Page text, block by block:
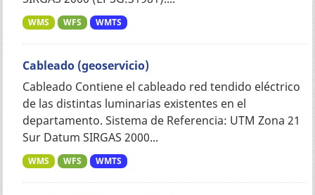
WMS WFS WMTS
Cableado (geoservicio)
Cableado Contiene el cableado red tendido eléctrico
de las distintas luminarias existentes en el
departamento. Sistema de Referencia: UTM Zona 21
Sur Datum SIRGAS 2000...
WMS WFS WMTS